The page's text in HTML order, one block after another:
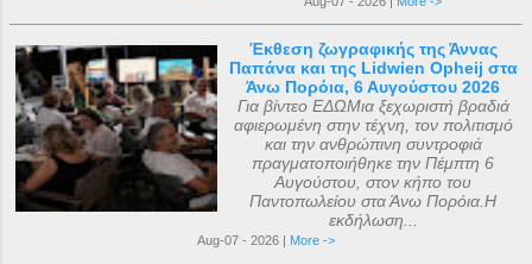
Έκθεση ζωγραφικής της Άννας
Παπάνα και της Lidwien Opheij στα
Άνω Πορόια, 6 Αυγούστου 2026
Για βίντεο ΕΔΩΜια ξεχωριστή βραδιά
αφιερωμένη στην τέχνη, τον πολιτισμό
και την ανθρώπινη συντροφιά
πραγματοποιήθηκε την Πέμπτη 6
Αυγούστου, στον κήπο του
Παντοπωλείου στα Άνω Πορόια.Η
εκδήλωση...
Aug-07 - 2026 | More ->